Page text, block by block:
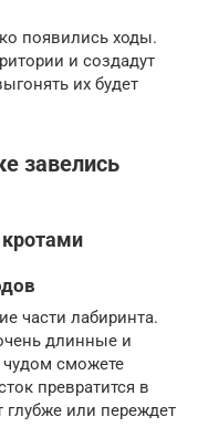
появились ходы.
и создадут
их будет
завелись
части лабиринта.
длинные и
сможете
превратится в
глубже или переждет